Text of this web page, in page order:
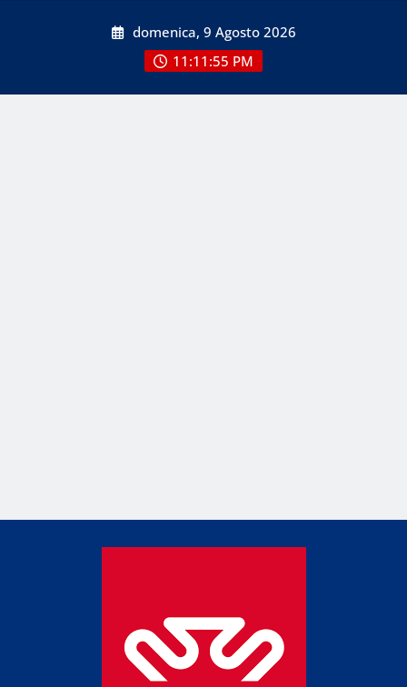
domenica, 9 Agosto 2026
11:11:56 PM